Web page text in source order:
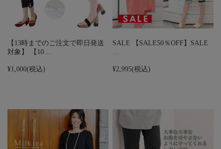
【13時までのご注文で即日発送
対象】 【10…
¥1,000(税込)
SALE 【SALE50％OFF】SALE
¥2,995(税込)